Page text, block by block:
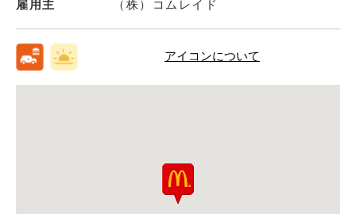
雇用主 （株）コムレイド
アイコンについて